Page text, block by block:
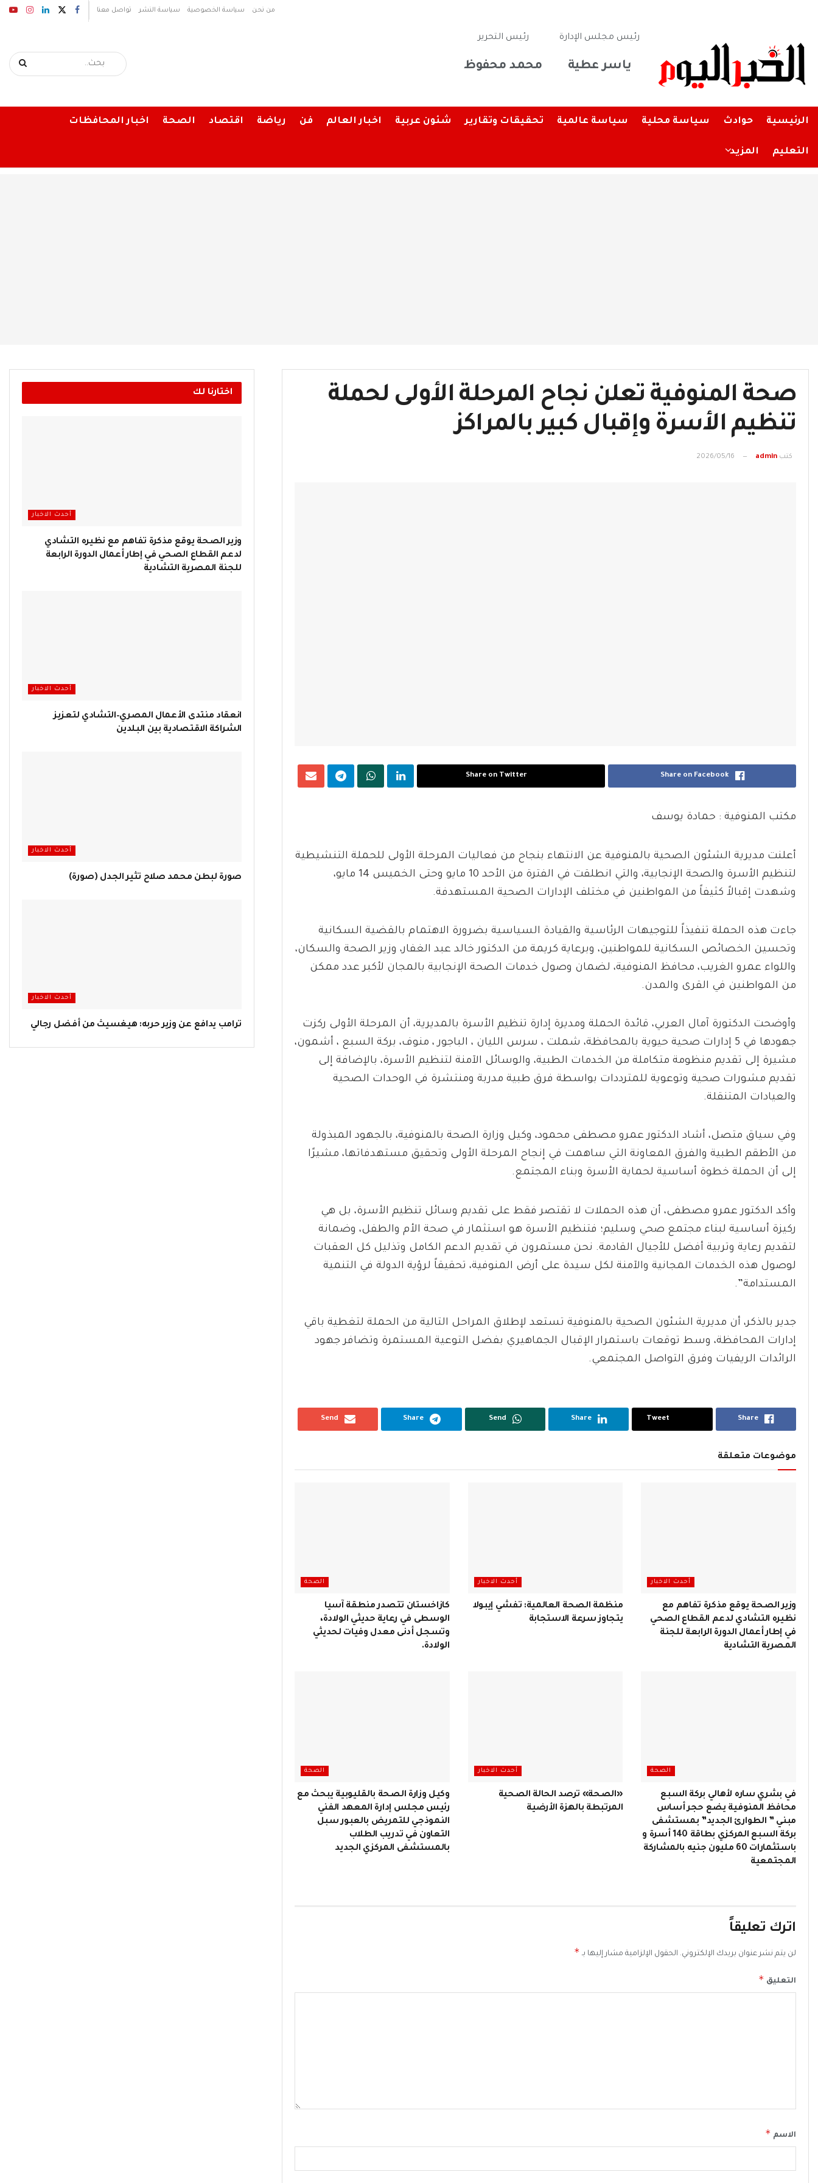
من نحن سياسة الخصوصية سياسة النشر تواصل معنا
رئيس مجلس الإدارة
ياسر عطية
رئيس التحرير
محمد محفوظ
الرئيسية حوادث سياسة محلية سياسة عالمية تحقيقات وتقارير شئون عربية اخبار العالم فن رياضة اقتصاد الصحة اخبار المحافظات
التعليم المزيد
صحة المنوفية تعلن نجاح المرحلة الأولى لحملة
تنظيم الأسرة وإقبال كبير بالمراكز
كتب admin
2026/05/16
Share on Facebook
Share on Twitter
مكتب المنوفية : حمادة يوسف
​أعلنت مديرية الشئون الصحية بالمنوفية عن الانتهاء بنجاح من فعاليات المرحلة الأولى للحملة التنشيطية
لتنظيم الأسرة والصحة الإنجابية، والتي انطلقت في الفترة من الأحد 10 مايو وحتى الخميس 14 مايو،
وشهدت إقبالاً كثيفاً من المواطنين في مختلف الإدارات الصحية المستهدفة.
​جاءت هذه الحملة تنفيذاً للتوجيهات الرئاسية والقيادة السياسية بضرورة الاهتمام بالقضية السكانية
وتحسين الخصائص السكانية للمواطنين، وبرعاية كريمة من الدكتور خالد عبد الغفار، وزير الصحة والسكان،
واللواء عمرو الغريب، محافظ المنوفية، لضمان وصول خدمات الصحة الإنجابية بالمجان لأكبر عدد ممكن
من المواطنين في القرى والمدن.
و​أوضحت الدكتورة آمال العربي، قائدة الحملة ومديرة إدارة تنظيم الأسرة بالمديرية، أن المرحلة الأولى ركزت
جهودها في 5 إدارات صحية حيوية بالمحافظة، شملت ، سرس الليان ، الباجور ، منوف، ​بركة السبع ، أشمون،
مشيرة إلى تقديم منظومة متكاملة من الخدمات الطبية، والوسائل الآمنة لتنظيم الأسرة، بالإضافة إلى
تقديم مشورات صحية وتوعوية للمترددات بواسطة فرق طبية مدربة ومنتشرة في الوحدات الصحية
والعيادات المتنقلة.
​وفي سياق متصل، أشاد الدكتور عمرو مصطفى محمود، وكيل وزارة الصحة بالمنوفية، بالجهود المبذولة
من الأطقم الطبية والفرق المعاونة التي ساهمت في إنجاح المرحلة الأولى وتحقيق مستهدفاتها، مشيرًا
إلى أن الحملة خطوة أساسية لحماية الأسرة وبناء المجتمع.
​وأكد الدكتور عمرو مصطفى، أن هذه الحملات لا تقتصر فقط على تقديم وسائل تنظيم الأسرة، بل هي
ركيزة أساسية لبناء مجتمع صحي وسليم؛ فتنظيم الأسرة هو استثمار في صحة الأم والطفل، وضمانة
لتقديم رعاية وتربية أفضل للأجيال القادمة. نحن مستمرون في تقديم الدعم الكامل وتذليل كل العقبات
لوصول هذه الخدمات المجانية والآمنة لكل سيدة على أرض المنوفية، تحقيقاً لرؤية الدولة في التنمية
المستدامة”.
​جدير بالذكر، أن مديرية الشئون الصحية بالمنوفية تستعد لإطلاق المراحل التالية من الحملة لتغطية باقي
إدارات المحافظة، وسط توقعات باستمرار الإقبال الجماهيري بفضل التوعية المستمرة وتضافر جهود
الرائدات الريفيات وفرق التواصل المجتمعي.
Share
Tweet
Share
Send
Share
Send
موضوعات متعلقة
أحدث الاخبار
وزير الصحة يوقع مذكرة تفاهم مع
نظيره التشادي لدعم القطاع الصحي
في إطار أعمال الدورة الرابعة للجنة
المصرية التشادية
أحدث الاخبار
منظمة الصحة العالمية: تفشي إيبولا
يتجاوز سرعة الاستجابة
الصحة
كازاخستان تتصدر منطقة آسيا
الوسطى في رعاية حديثي الولادة،
وتسجل أدنى معدل وفيات لحديثي
الولادة.
الصحة
في بشري ساره لأهالي بركة السبع
محافظ المنوفية يضع حجر أساس
مبني ” الطوارئ الجديد” بمستشفى
بركة السبع المركزي بطاقة 140 أسرة و
باستثمارات 60 مليون جنيه بالمشاركة
المجتمعية
أحدث الاخبار
«الصحة» ترصد الحالة الصحية
المرتبطة بالهزة الأرضية
الصحة
وكيل وزارة الصحة بالقليوبية يبحث مع
رئيس مجلس إدارة المعهد الفني
النموذجي للتمريض بالعبور سبل
التعاون في تدريب الطلاب
بالمستشفى المركزي الجديد
اترك تعليقاً
لن يتم نشر عنوان بريدك الإلكتروني. الحقول الإلزامية مشار إليها بـ *
التعليق *
الاسم *
اختارنا لك
أحدث الاخبار
وزير الصحة يوقع مذكرة تفاهم مع نظيره التشادي
لدعم القطاع الصحي في إطار أعمال الدورة الرابعة
للجنة المصرية التشادية
أحدث الاخبار
انعقاد منتدى الأعمال المصري–التشادي لتعزيز
الشراكة الاقتصادية بين البلدين
أحدث الاخبار
صورة لبطن محمد صلاح تثير الجدل (صورة)
أحدث الاخبار
ترامب يدافع عن وزير حربه: هيغسيث من أفضل رجالي